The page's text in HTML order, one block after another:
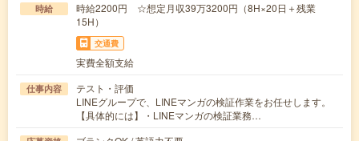
時給
時給2200円 ☆想定月収39万3200円（8H×20日＋残業
15H）
交通費
実費全額支給
仕事内容
テスト・評価
LINEグループで、LINEマンガの検証作業をお任せします。
【具体的には】・LINEマンガの検証業務…